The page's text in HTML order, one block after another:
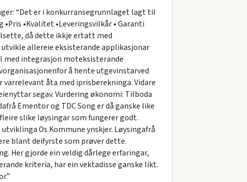
“Det er i konkurransegrunnlaget lagt til
•Kvalitet •Leveringsvilkår • Garanti
då dette ikkje ertatt med
allereie eksisterande applikasjonar
integrasjon moteksisterande
å hente utgevinstarved
åta med iprisberekninga. Vidare
segav. Vurdering økonomi: Tilboda
Ementor og TDC Song er då ganske like
slike løysingar som fungerer godt.
Os Kommune ynskjer. Løysingafrå
blant deifyrste som prøver dette.
Her gjorde ein veldig dårlege erfaringar,
kriteria, har ein vektadisse ganske likt.